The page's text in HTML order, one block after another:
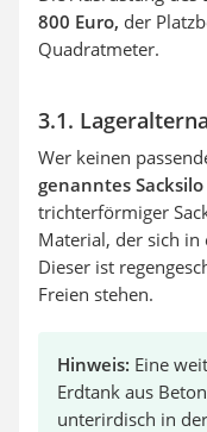
800 Euro, der
Quadratmeter.
3.1.
Wer keinen
genanntes Sacksilo
trichterförmiger
Material, der sich
Dieser ist
Freien stehen.
Hinweis: Eine
Erdtank aus
unterirdisch in